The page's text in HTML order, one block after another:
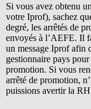
Si vous avez obtenu
votre Iprof), sachez
degré, les arrêtés de
envoyés à l’AEFE. Il
un message Iprof afin
gestionnaire pays
promotion. Si vous
arrêté de promotion,
puissions avertir la